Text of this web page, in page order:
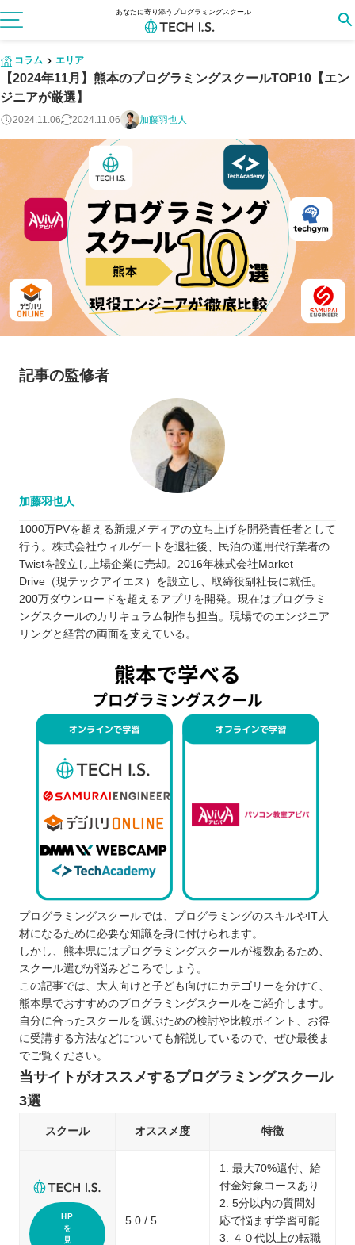
あなたに寄り添うプログラミングスクール
コラム エリア
【2024年11月】熊本のプログラミングスクールTOP10【エン
ジニアが厳選】
2024.11.06 2024.11.06 加藤羽也人
記事の監修者
加藤羽也人
1000万PVを超える新規メディアの立ち上げを開発責任者として
行う。株式会社ウィルゲートを退社後、民泊の運用代行業者の
Twistを設立し上場企業に売却。2016年株式会社Market
Drive（現テックアイエス）を設立し、取締役副社長に就任。
200万ダウンロードを超えるアプリを開発。現在はプログラミ
ングスクールのカリキュラム制作も担当。現場でのエンジニア
リングと経営の両面を支えている。
プログラミングスクールでは、プログラミングのスキルやIT人
材になるために必要な知識を身に付けられます。
しかし、熊本県にはプログラミングスクールが複数あるため、
スクール選びが悩みどころでしょう。
この記事では、大人向けと子ども向けにカテゴリーを分けて、
熊本県でおすすめのプログラミングスクールをご紹介します。
自分に合ったスクールを選ぶための検討や比較ポイント、お得
に受講する方法などについても解説しているので、ぜひ最後ま
でご覧ください。
当サイトがオススメするプログラミングスクール
3選
スクール オススメ度 特徴
HP
を
見
5.0 / 5
1. 最大70%還付、給
付金対象コースあり
2. 5分以内の質問対
応で悩まず学習可能
3. ４０代以上の転職